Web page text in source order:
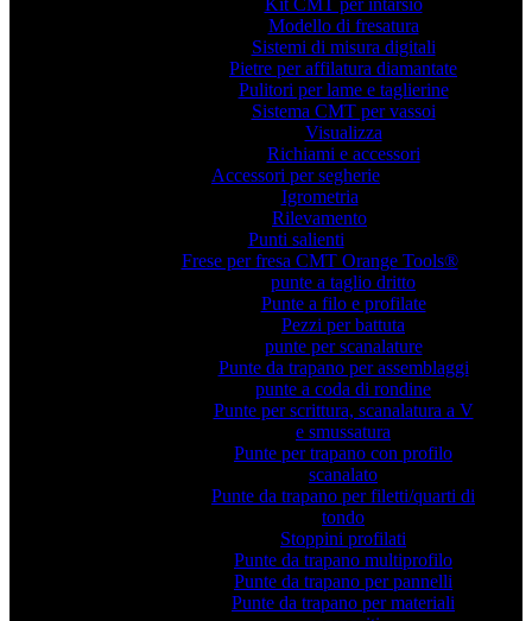
Kit CMT per intarsio
Modello di fresatura
Sistemi di misura digitali
Pietre per affilatura diamantate
Pulitori per lame e taglierine
Sistema CMT per vassoi
Visualizza
Richiami e accessori
Accessori per segherie
Igrometria
Rilevamento
Punti salienti
Frese per fresa CMT Orange Tools®
punte a taglio dritto
Punte a filo e profilate
Pezzi per battuta
punte per scanalature
Punte da trapano per assemblaggi
punte a coda di rondine
Punte per scrittura, scanalatura a V
e smussatura
Punte per trapano con profilo
scanalato
Punte da trapano per filetti/quarti di
tondo
Stoppini profilati
Punte da trapano multiprofilo
Punte da trapano per pannelli
Punte da trapano per materiali